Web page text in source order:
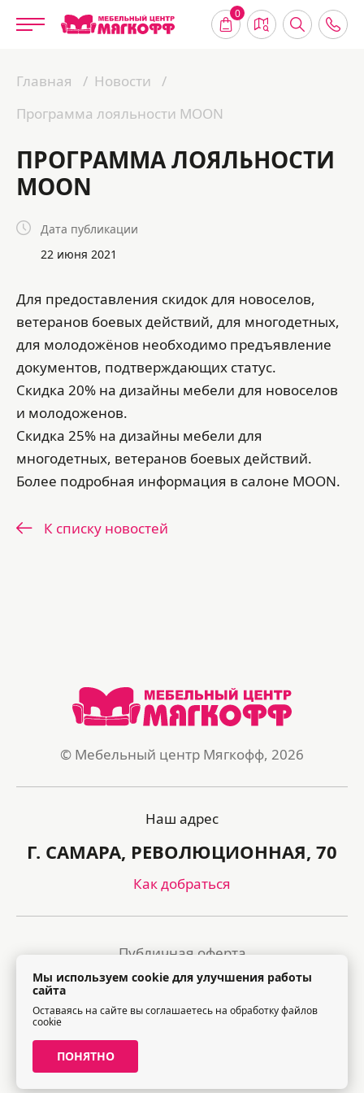
0
Главная
Новости
Программа лояльности MOON
ПРОГРАММА ЛОЯЛЬНОСТИ
MOON
Дата публикации
22 июня 2021
Для предоставления скидок для новоселов,
ветеранов боевых действий, для многодетных,
для молодожёнов необходимо предъявление
документов, подтверждающих статус.
Скидка 20% на дизайны мебели для новоселов
и молодоженов.
Скидка 25% на дизайны мебели для
многодетных, ветеранов боевых действий.
Более подробная информация в салоне MOON.
К списку новостей
© Мебельный центр Мягкофф, 2026
Наш адрес
Г. САМАРА, РЕВОЛЮЦИОННАЯ, 70
Как добраться
Публичная оферта
Политика обработки персональных данных
Правила посещения торгового центра
Мы используем cookie для улучшения работы
сайта
Оставаясь на сайте вы соглашаетесь на обработку файлов
cookie
ПОНЯТНО